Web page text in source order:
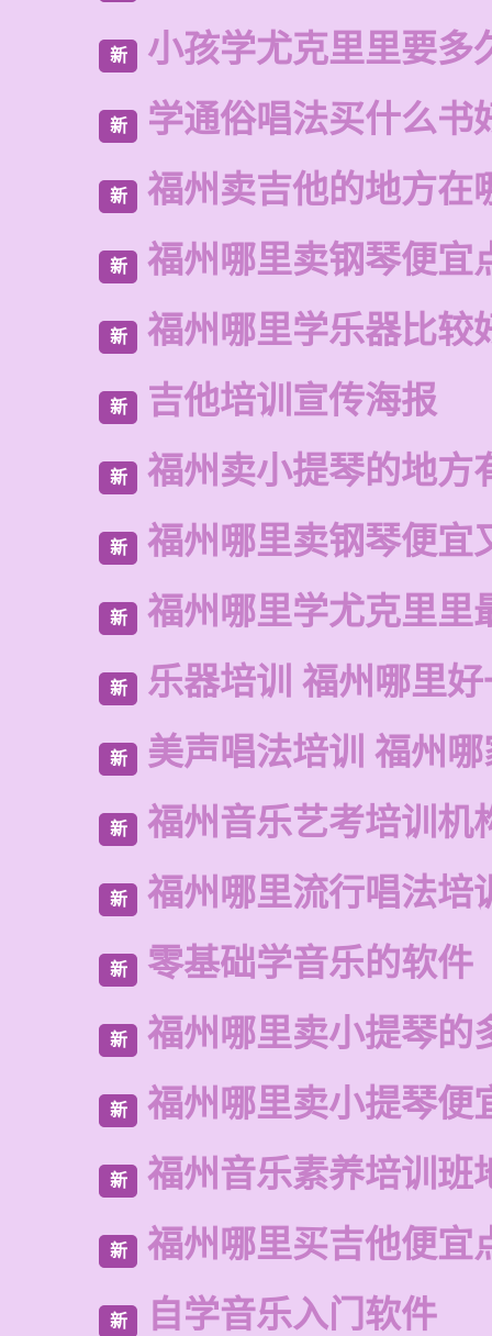
新 小孩学尤克里里要多
新 学通俗唱法买什么书
新 福州卖吉他的地方在
新 福州哪里卖钢琴便宜
新 福州哪里学乐器比较
新 吉他培训宣传海报
新 福州卖小提琴的地方
新 福州哪里卖钢琴便宜
新 福州哪里学尤克里里
新 乐器培训 福州哪里
新 美声唱法培训 福州
新 福州音乐艺考培训机
新 福州哪里流行唱法培
新 零基础学音乐的软件
新 福州哪里卖小提琴的
新 福州哪里卖小提琴便
新 福州音乐素养培训班
新 福州哪里买吉他便宜
新 自学音乐入门软件